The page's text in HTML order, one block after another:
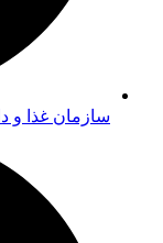
سازمان غذا و دارو